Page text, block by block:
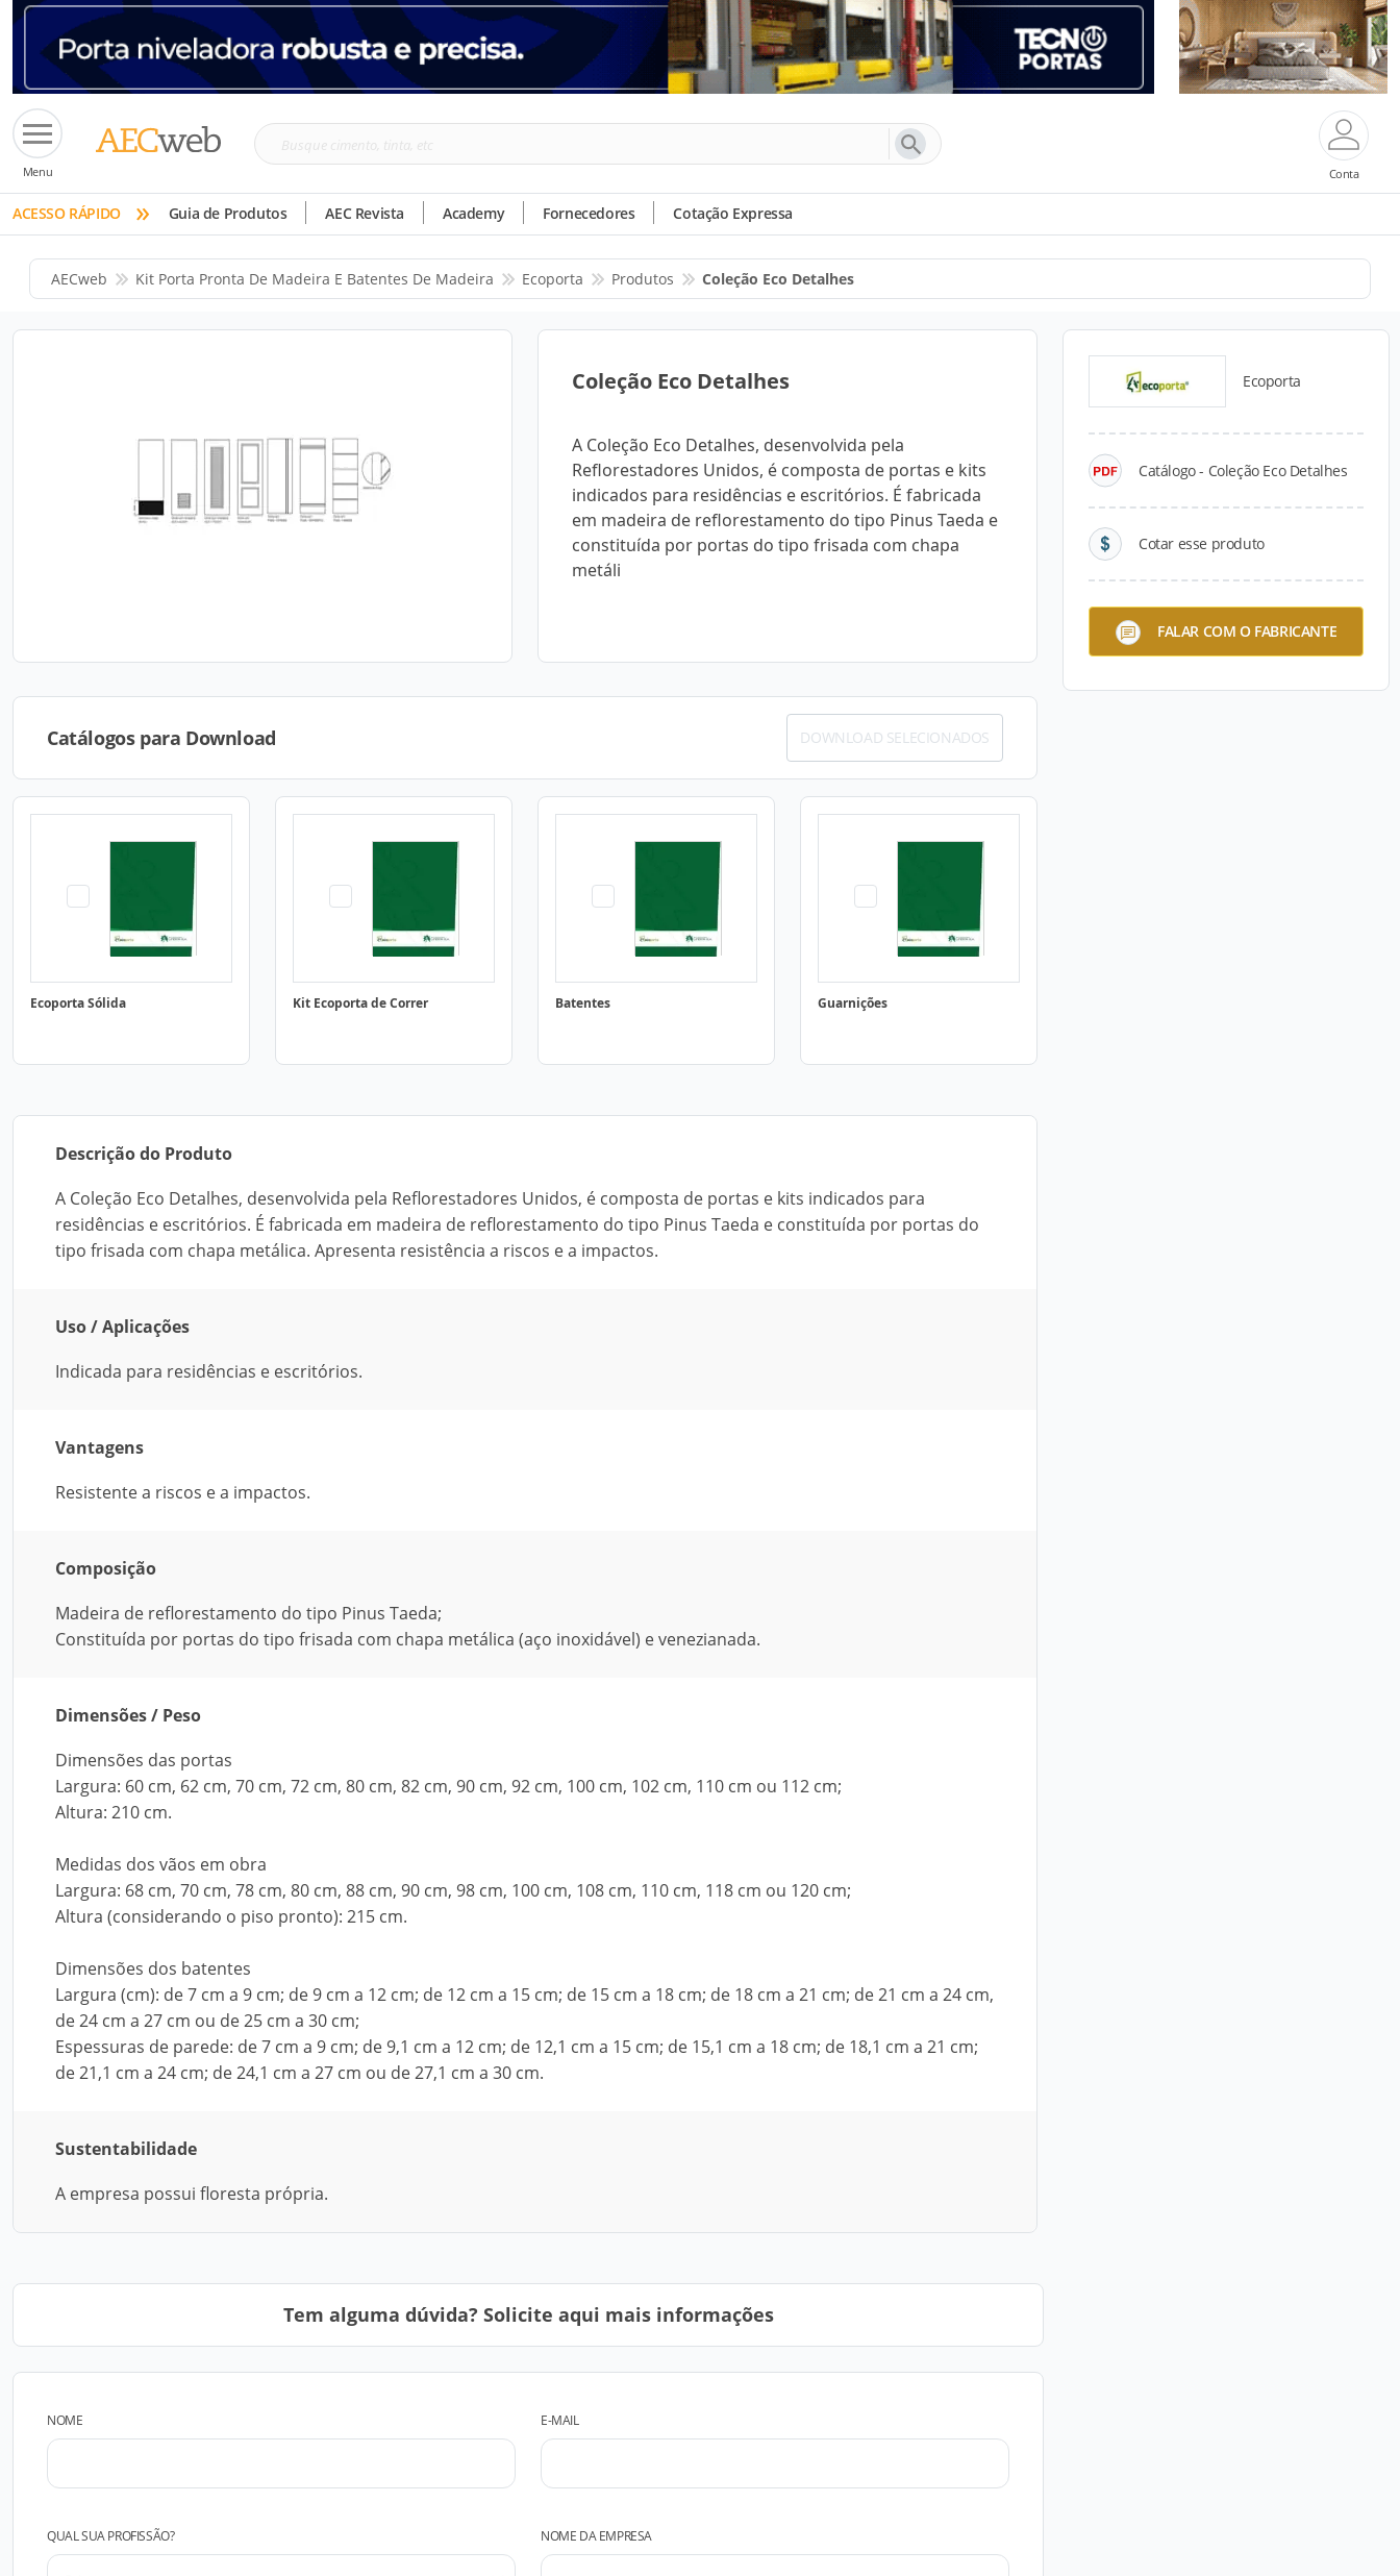
Menu
Busque
tinta,
etc
Conta
ACESSO RÁPIDO » Guia de Produtos AEC Revista Academy Fornecedores Cotação Expressa
AECweb Kit Porta Pronta De Madeira E Batentes De Madeira Ecoporta Produtos Coleção Eco Detalhes
Coleção Eco Detalhes
A Coleção Eco Detalhes, desenvolvida pela
Reflorestadores Unidos, é composta de portas e kits
indicados para residências e escritórios. É fabricada
em madeira de reflorestamento do tipo Pinus Taeda e
constituída por portas do tipo frisada com chapa
metáli
Ecoporta
Catálogo - Coleção Eco Detalhes
Cotar esse produto
FALAR COM O FABRICANTE
Catálogos para Download DOWNLOAD SELECIONADOS
Ecoporta Sólida Kit Ecoporta de Correr Batentes Guarnições
Descrição do Produto
A Coleção Eco Detalhes, desenvolvida pela Reflorestadores Unidos, é composta de portas e kits indicados para
residências e escritórios. É fabricada em madeira de reflorestamento do tipo Pinus Taeda e constituída por portas do
tipo frisada com chapa metálica. Apresenta resistência a riscos e a impactos.
Uso / Aplicações
Indicada para residências e escritórios.
Vantagens
Resistente a riscos e a impactos.
Composição
Madeira de reflorestamento do tipo Pinus Taeda;
Constituída por portas do tipo frisada com chapa metálica (aço inoxidável) e venezianada.
Dimensões / Peso
Dimensões das portas
Largura: 60 cm, 62 cm, 70 cm, 72 cm, 80 cm, 82 cm, 90 cm, 92 cm, 100 cm, 102 cm, 110 cm ou 112 cm;
Altura: 210 cm.
Medidas dos vãos em obra
Largura: 68 cm, 70 cm, 78 cm, 80 cm, 88 cm, 90 cm, 98 cm, 100 cm, 108 cm, 110 cm, 118 cm ou 120 cm;
Altura (considerando o piso pronto): 215 cm.
Dimensões dos batentes
Largura (cm): de 7 cm a 9 cm; de 9 cm a 12 cm; de 12 cm a 15 cm; de 15 cm a 18 cm; de 18 cm a 21 cm; de 21 cm a 24 cm,
de 24 cm a 27 cm ou de 25 cm a 30 cm;
Espessuras de parede: de 7 cm a 9 cm; de 9,1 cm a 12 cm; de 12,1 cm a 15 cm; de 15,1 cm a 18 cm; de 18,1 cm a 21 cm;
de 21,1 cm a 24 cm; de 24,1 cm a 27 cm ou de 27,1 cm a 30 cm.
Sustentabilidade
A empresa possui floresta própria.
Tem alguma dúvida? Solicite aqui mais informações
NOME E-MAIL
QUAL SUA PROFISSÃO? NOME DA EMPRESA